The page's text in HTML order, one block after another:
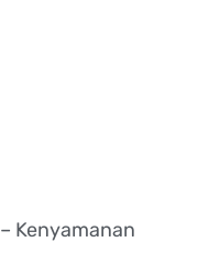
Kenyamanan